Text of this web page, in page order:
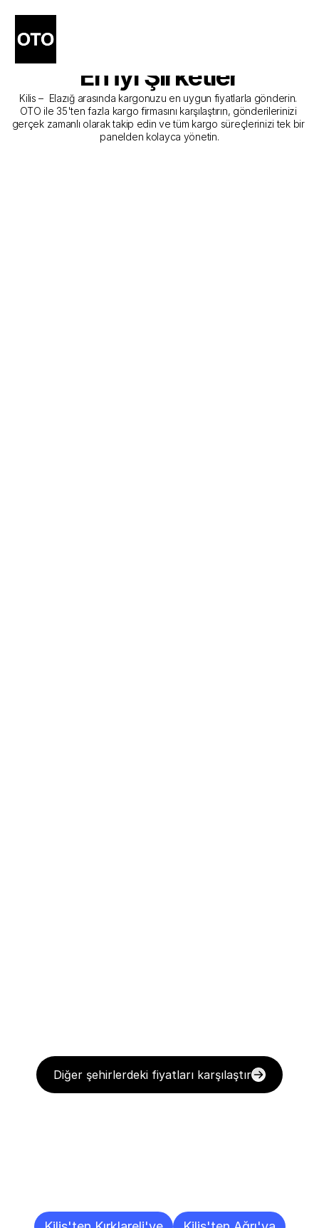
Kilis - Elazığ Kargo
Gönderim Hizmeti Sunan
En İyi Şirketler
Kilis –  Elazığ arasında kargonuzu en uygun fiyatlarla gönderin.
OTO ile 35'ten fazla kargo firmasını karşılaştırın, gönderilerinizi
gerçek zamanlı olarak takip edin ve tüm kargo süreçlerinizi tek bir
panelden kolayca yönetin.
Diğer şehirlerdeki fiyatları karşılaştır